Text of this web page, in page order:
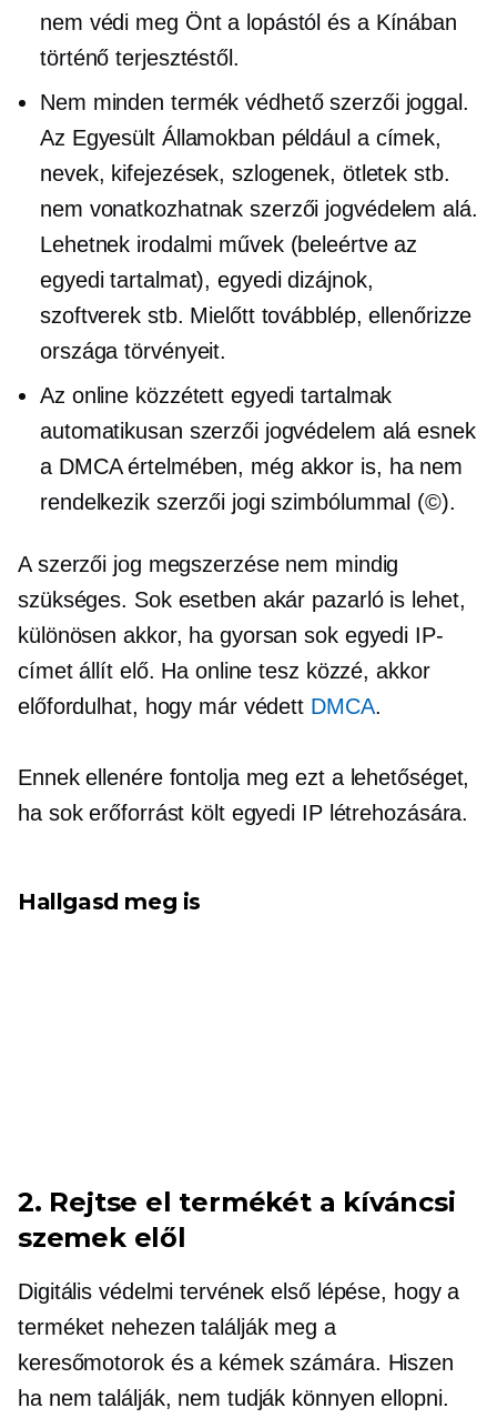
nem védi meg Önt a lopástól és a Kínában
történő terjesztéstől.
Nem minden termék védhető szerzői joggal.
Az Egyesült Államokban például a címek,
nevek, kifejezések, szlogenek, ötletek stb.
nem vonatkozhatnak szerzői jogvédelem alá.
Lehetnek irodalmi művek (beleértve az
egyedi tartalmat), egyedi dizájnok,
szoftverek stb. Mielőtt továbblép, ellenőrizze
országa törvényeit.
Az online közzétett egyedi tartalmak
automatikusan szerzői jogvédelem alá esnek
a DMCA értelmében, még akkor is, ha nem
rendelkezik szerzői jogi szimbólummal (©).
A szerzői jog megszerzése nem mindig
szükséges. Sok esetben akár pazarló is lehet,
különösen akkor, ha gyorsan sok egyedi IP-
címet állít elő. Ha online tesz közzé, akkor
előfordulhat, hogy már védett DMCA.
Ennek ellenére fontolja meg ezt a lehetőséget,
ha sok erőforrást költ egyedi IP létrehozására.
Hallgasd meg is
2. Rejtse el termékét a kíváncsi
szemek elől
Digitális védelmi tervének első lépése, hogy a
terméket nehezen találják meg a
keresőmotorok és a kémek számára. Hiszen
ha nem találják, nem tudják könnyen ellopni.